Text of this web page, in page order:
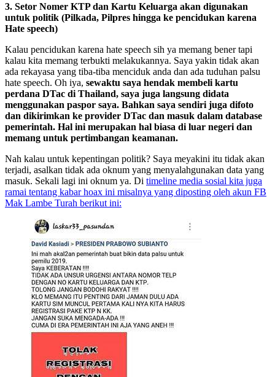
3. Setor Nomer KTP dan Kartu Keluarga akan digunakan
untuk politik (Pilkada, Pilpres hingga ke pencidukan karena
Hate speech)
Kalau pencidukan karena hate speech sih ya memang bener tapi
kalau kita memang terbukti melakukannya. Saya yakin tidak akan
ada rekayasa yang tiba-tiba menciduk anda dan ada tuduhan palsu
hate speech. Oh iya, sewaktu saya hendak membeli kartu
perdana DTac di Thailand, saya juga langsung didata
menggunakan paspor saya. Bahkan saya sendiri juga difoto
dan dikirimkan ke provider DTac dan masuk dalam database
pemerintah. Hal ini merupakan hal biasa di luar negeri dan
memang untuk pertimbangan keamanan.
Nah kalau untuk kepentingan politik? Saya meyakini itu tidak akan
terjadi, asalkan tidak ada oknum yang menyalahgunakan data yang
masuk. Sekali lagi ini oknum ya. Di timeline media sosial kita juga
ramai tentang kabar hoax ini misalnya yang diposting oleh akun FB
Mak Lambe Turah berikut ini: